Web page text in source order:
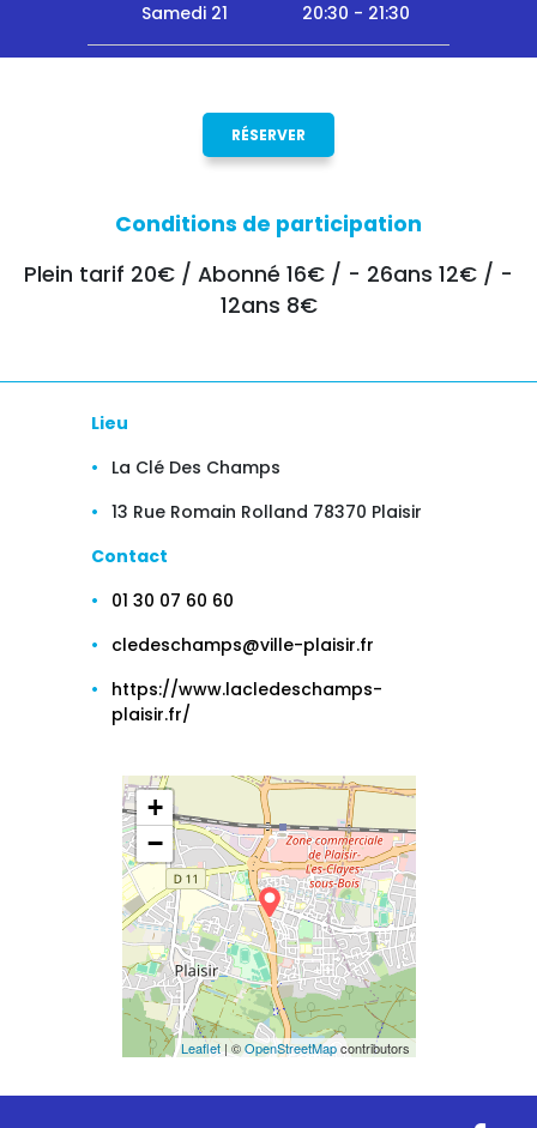
Samedi 21 20:30 - 21:30
RÉSERVER
Conditions de participation
Plein tarif 20€ / Abonné 16€ / - 26ans 12€ / -
12ans 8€
Lieu
La Clé Des Champs
13 Rue Romain Rolland 78370 Plaisir
Contact
01 30 07 60 60
cledeschamps@ville-plaisir.fr
https://www.lacledeschamps-
plaisir.fr/
+
−
Leaflet| ©OpenStreetMapcontributors